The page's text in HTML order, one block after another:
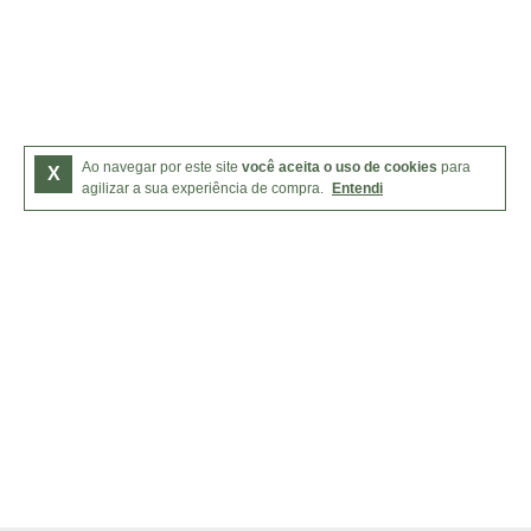
Ao navegar por este site você aceita o uso de cookies para
agilizar a sua experiência de compra. Entendi
X